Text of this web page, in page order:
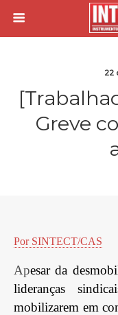
22
Greve
Por SINTECT/CAS
Apesar da
lideranças
mobilizarem em